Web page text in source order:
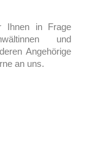
Ihnen in Frage
und
Angehörige
an uns.